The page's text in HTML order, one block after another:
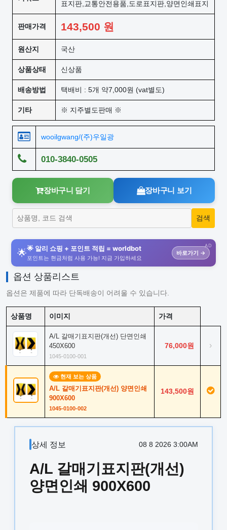
표지판,교통안전용품,도로표지판,양면인쇄표지
판매가격 143,500 원
원산지 국산
상품상태 신상품
배송방법 택배비 : 5개 약7,000원 (vat별도)
기타 ※ 지주별도판매 ※
wooilgwang/(주)우일광
010-3840-0505
장바구니 담기 장바구니 보기
AD
🌟🌟 알리 쇼핑 + 포인트 적립 = worldbot
포인트는 현금처럼 사용 가능! 지금 가입하세요
바로가기 →
옵션 상품리스트
옵션은 제품에 따라 단독배송이 어려울 수 있습니다.
상품명 이미지 가격
A/L 갈매기표지판(개선) 단면인쇄
450X600
1045-0100-001
76,000원 ›
현재 보는 상품
A/L 갈매기표지판(개선) 양면인쇄
900X600
1045-0100-002
143,500원
상세 정보 08 8 2026 3:00AM
A/L 갈매기표지판(개선)
양면인쇄 900X600